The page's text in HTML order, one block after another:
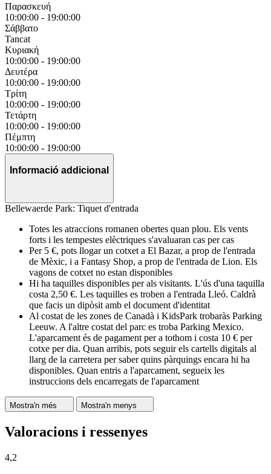
Παρασκευή
10:00:00 - 19:00:00
Σάββατο
Tancat
Κυριακή
10:00:00 - 19:00:00
Δευτέρα
10:00:00 - 19:00:00
Τρίτη
10:00:00 - 19:00:00
Τετάρτη
10:00:00 - 19:00:00
Πέμπτη
10:00:00 - 19:00:00
Informació addicional
Bellewaerde Park: Tiquet d'entrada
Totes les atraccions romanen obertes quan plou. Els vents
forts i les tempestes elèctriques s'avaluaran cas per cas
Per 5 €, pots llogar un cotxet a El Bazar, a prop de l'entrada
de Mèxic, i a Fantasy Shop, a prop de l'entrada de Lion. Els
vagons de cotxet no estan disponibles
Hi ha taquilles disponibles per als visitants. L'ús d'una taquilla
costa 2,50 €. Les taquilles es troben a l'entrada Lleó. Caldrà
que facis un dipòsit amb el document d'identitat
Al costat de les zones de Canadà i KidsPark trobaràs Parking
Leeuw. A l'altre costat del parc es troba Parking Mexico.
L'aparcament és de pagament per a tothom i costa 10 € per
cotxe per dia. Quan arribis, pots seguir els cartells digitals al
llarg de la carretera per saber quins pàrquings encara hi ha
disponibles. Quan entris a l'aparcament, segueix les
instruccions dels encarregats de l'aparcament
Mostra'n més Mostra'n menys
Valoracions i ressenyes
4,2